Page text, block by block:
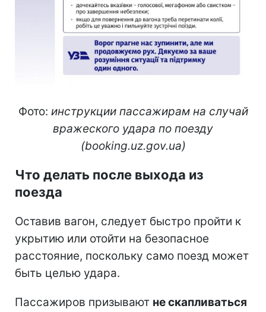
Фото: инструкции пассажирам на случай
вражеского удара по поезду
(booking.uz.gov.ua)
Что делать после выхода из
поезда
Оставив вагон, следует быстро пройти к
укрытию или отойти на безопасное
расстояние, поскольку само поезд может
быть целью удара.
Пассажиров призывают не скапливаться